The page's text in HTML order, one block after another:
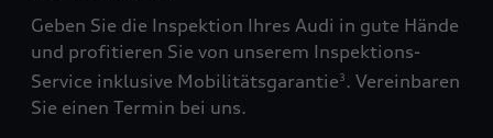
Geben Sie die Inspektion Ihres Audi in gute Hände
und profitieren Sie von unserem Inspektions-
Service inklusive Mobilitätsgarantie3 . Vereinbaren
Sie einen Termin bei uns.